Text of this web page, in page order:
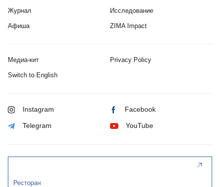
Журнал
Афиша
Исследование
ZIMA Impact
Медиа-кит Privacy Policy
Switch to English
Instagram Facebook
Telegram YouTube
Ресторан